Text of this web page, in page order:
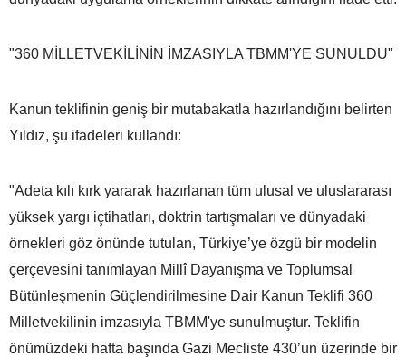
"360 MİLLETVEKİLİNİN İMZASIYLA TBMM'YE SUNULDU"
Kanun teklifinin geniş bir mutabakatla hazırlandığını belirten
Yıldız, şu ifadeleri kullandı:
"Adeta kılı kırk yararak hazırlanan tüm ulusal ve uluslararası
yüksek yargı içtihatları, doktrin tartışmaları ve dünyadaki
örnekleri göz önünde tutulan, Türkiye’ye özgü bir modelin
çerçevesini tanımlayan Millî Dayanışma ve Toplumsal
Bütünleşmenin Güçlendirilmesine Dair Kanun Teklifi 360
Milletvekilinin imzasıyla TBMM'ye sunulmuştur. Teklifin
önümüzdeki hafta başında Gazi Mecliste 430’un üzerinde bir